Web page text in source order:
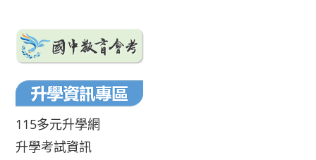
115多元升學網
升學考試資訊